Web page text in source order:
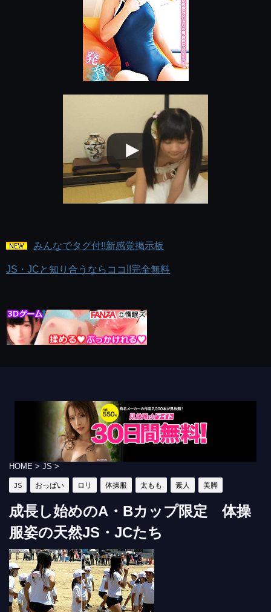
みんなでタグ付!!新感覚掲示板
JS・JCと知り合うならココ!!完全無料
HOME > JS >
JS おっぱい ロリ 体操服 太もも 素人 美脚
成長し始めのA・Bカップ限定 体操
服姿の天然JS・JCたち